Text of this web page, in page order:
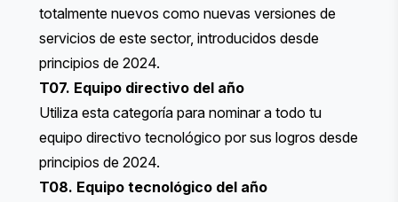
totalmente nuevos como nuevas versiones de
servicios de este sector, introducidos desde
principios de 2024.
T07. Equipo directivo del año
Utiliza esta categoría para nominar a todo tu
equipo directivo tecnológico por sus logros desde
principios de 2024.
T08. Equipo tecnológico del año